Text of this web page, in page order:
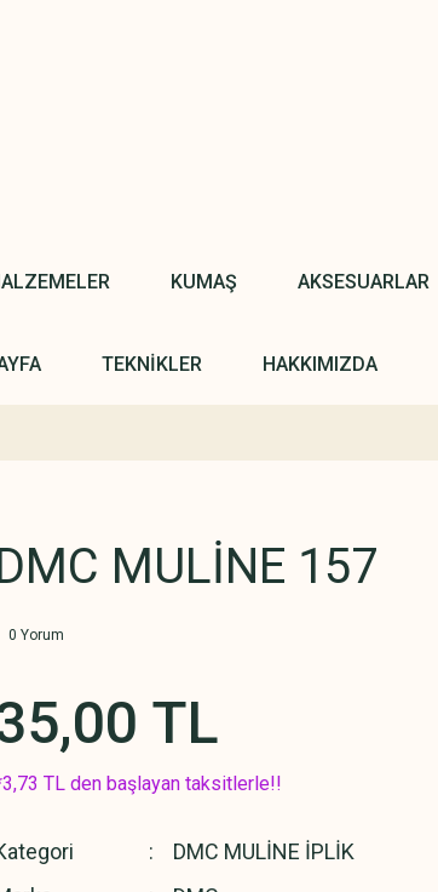
KUMAŞ AKSESUARLAR
TEKNİKLER HAKKIMIZDA
MULİNE 157
0 Yorum
TL
TL den başlayan taksitlerle!!
DMC MULİNE İPLİK